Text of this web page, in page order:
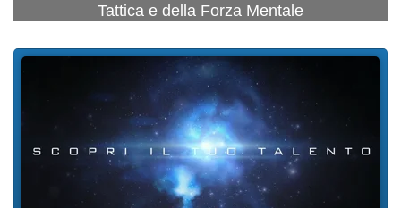
Tattica e della Forza Mentale